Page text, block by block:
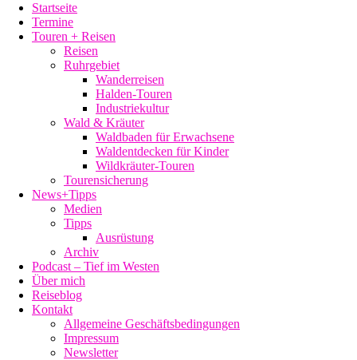
Startseite
Termine
Touren + Reisen
Reisen
Ruhrgebiet
Wanderreisen
Halden-Touren
Industriekultur
Wald & Kräuter
Waldbaden für Erwachsene
Waldentdecken für Kinder
Wildkräuter-Touren
Tourensicherung
News+Tipps
Medien
Tipps
Ausrüstung
Archiv
Podcast – Tief im Westen
Über mich
Reiseblog
Kontakt
Allgemeine Geschäftsbedingungen
Impressum
Newsletter